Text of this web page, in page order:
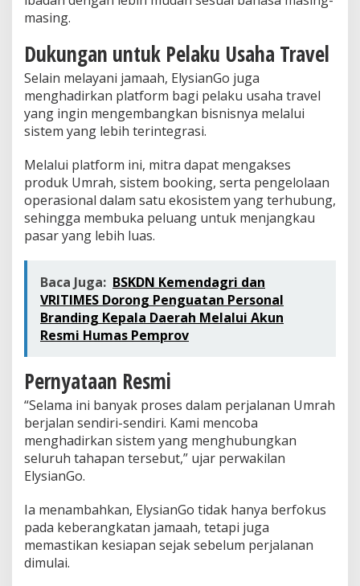
masing.
Dukungan untuk Pelaku Usaha Travel
Selain melayani jamaah, ElysianGo juga
menghadirkan platform bagi pelaku usaha travel
yang ingin mengembangkan bisnisnya melalui
sistem yang lebih terintegrasi.
Melalui platform ini, mitra dapat mengakses
produk Umrah, sistem booking, serta pengelolaan
operasional dalam satu ekosistem yang terhubung,
sehingga membuka peluang untuk menjangkau
pasar yang lebih luas.
Baca Juga: BSKDN Kemendagri dan
VRITIMES Dorong Penguatan Personal
Branding Kepala Daerah Melalui Akun
Resmi Humas Pemprov
Pernyataan Resmi
“Selama ini banyak proses dalam perjalanan Umrah
berjalan sendiri-sendiri. Kami mencoba
menghadirkan sistem yang menghubungkan
seluruh tahapan tersebut,” ujar perwakilan
ElysianGo.
Ia menambahkan, ElysianGo tidak hanya berfokus
pada keberangkatan jamaah, tetapi juga
memastikan kesiapan sejak sebelum perjalanan
dimulai.